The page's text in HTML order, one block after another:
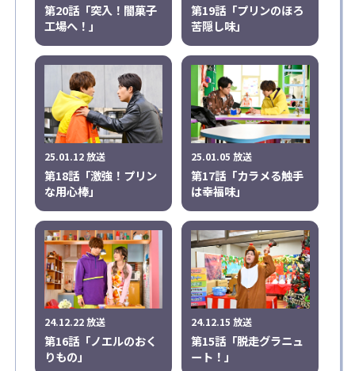
第20話「突入！闇菓子
工場へ！」
第19話「プリンのほろ
苦隠し味」
25.01.12 放送
第18話「激強！プリン
な用心棒」
25.01.05 放送
第17話「カラメる触手
は幸福味」
24.12.22 放送
第16話「ノエルのおく
りもの」
24.12.15 放送
第15話「脱走グラニュ
ート！」